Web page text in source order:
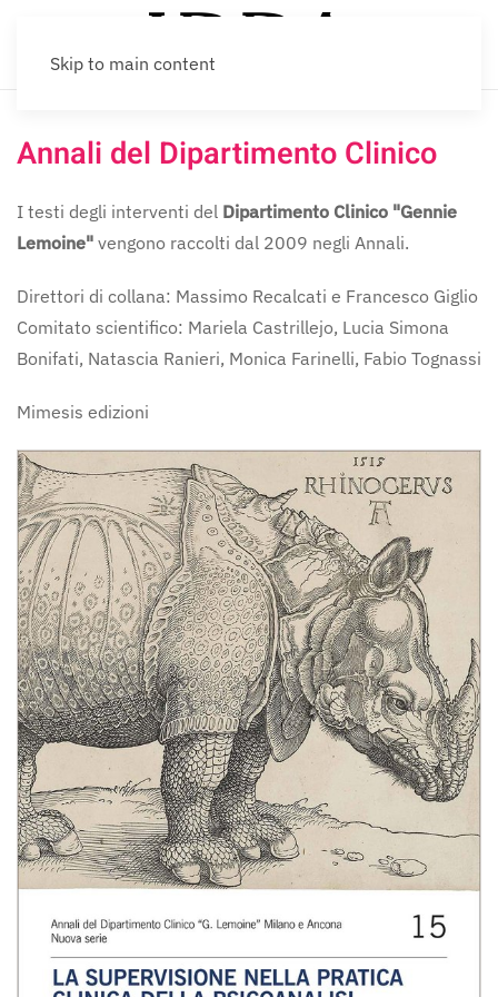
Skip to main content
Annali del Dipartimento Clinico
I testi degli interventi del Dipartimento Clinico "Gennie
Lemoine" vengono raccolti dal 2009 negli Annali.
Direttori di collana: Massimo Recalcati e Francesco Giglio
Comitato scientifico: Mariela Castrillejo, Lucia Simona
Bonifati, Natascia Ranieri, Monica Farinelli, Fabio Tognassi
Mimesis edizioni